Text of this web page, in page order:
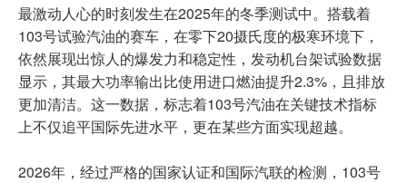
最激动人心的时刻发生在2025年的冬季测试中。搭载着
103号试验汽油的赛车，在零下20摄氏度的极寒环境下，
依然展现出惊人的爆发力和稳定性，发动机台架试验数据
显示，其最大功率输出比使用进口燃油提升2.3%，且排放
更加清洁。这一数据，标志着103号汽油在关键技术指标
上不仅追平国际先进水平，更在某些方面实现超越。
2026年，经过严格的国家认证和国际汽联的检测，103号